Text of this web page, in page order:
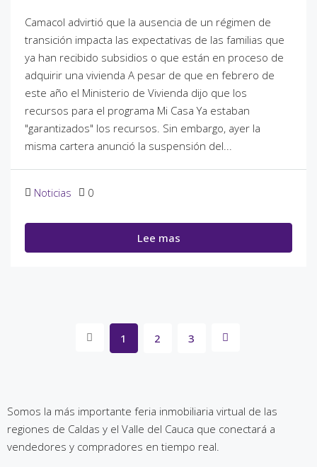
Camacol advirtió que la ausencia de un régimen de
transición impacta las expectativas de las familias que
ya han recibido subsidios o que están en proceso de
adquirir una vivienda A pesar de que en febrero de
este año el Ministerio de Vivienda dijo que los
recursos para el programa Mi Casa Ya estaban
"garantizados" los recursos. Sin embargo, ayer la
misma cartera anunció la suspensión del...
Noticias 0
Lee mas
1 2 3
Somos la más importante feria inmobiliaria virtual de las
regiones de Caldas y el Valle del Cauca que conectará a
vendedores y compradores en tiempo real.